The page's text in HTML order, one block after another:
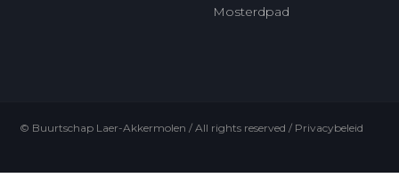
Mosterdpad
© Buurtschap Laer-Akkermolen / All rights reserved / Privacybeleid